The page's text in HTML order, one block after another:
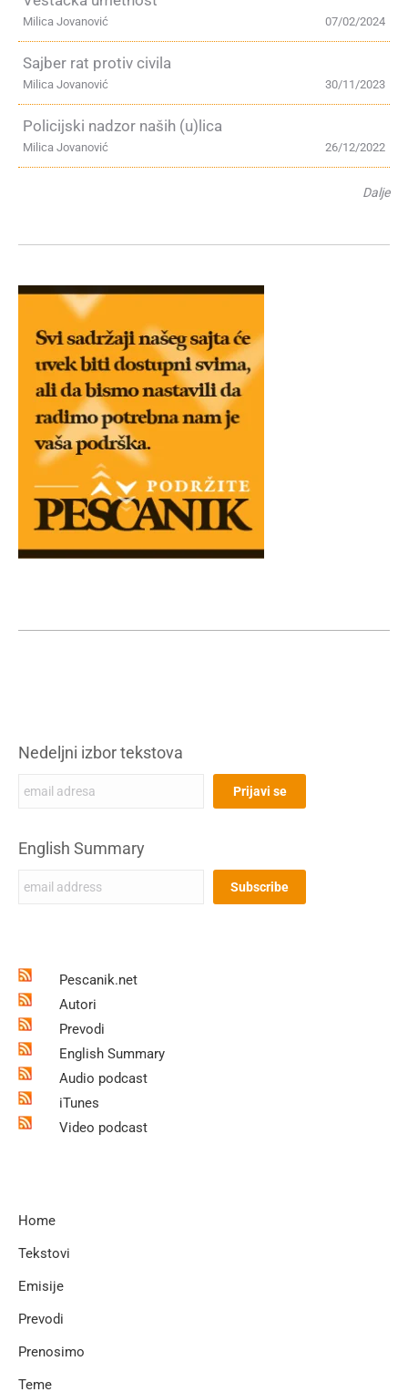
07/02/2024
Milica Jovanović
Sajber rat protiv civila
30/11/2023
Milica Jovanović
Policijski nadzor naših (u)lica
26/12/2022
Milica Jovanović
Dalje
Nedeljni izbor tekstova
English Summary
Pescanik.net
Autori
Prevodi
English Summary
Audio podcast
iTunes
Video podcast
Home
Tekstovi
Emisije
Prevodi
Prenosimo
Teme